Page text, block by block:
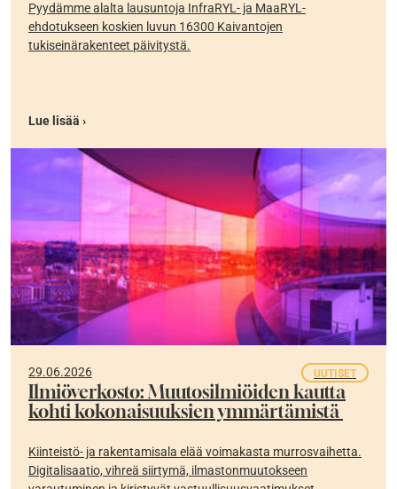
Pyydämme alalta lausuntoja InfraRYL- ja MaaRYL-
ehdotukseen koskien luvun 16300 Kaivantojen
tukiseinärakenteet päivitystä.
Lue lisää ›
29.06.2026 UUTISET
Ilmiöverkosto: Muutosilmiöiden kautta
kohti kokonaisuuksien ymmärtämistä
Kiinteistö- ja rakentamisala elää voimakasta murrosvaihetta.
Digitalisaatio, vihreä siirtymä, ilmastonmuutokseen